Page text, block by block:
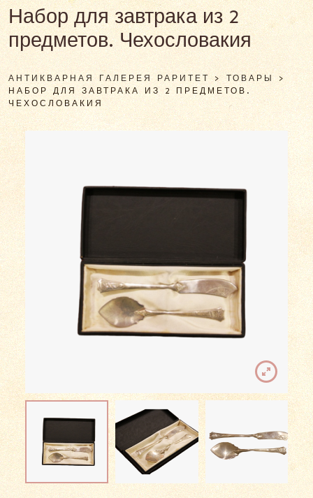
Набор для завтрака из 2
предметов. Чехословакия
АНТИКВАРНАЯ ГАЛЕРЕЯ РАРИТЕТ > ТОВАРЫ >
НАБОР ДЛЯ ЗАВТРАКА ИЗ 2 ПРЕДМЕТОВ.
ЧЕХОСЛОВАКИЯ